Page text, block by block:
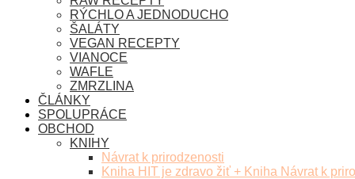
RÝCHLO A JEDNODUCHO
ŠALÁTY
VEGAN RECEPTY
VIANOCE
WAFLE
ZMRZLINA
ČLÁNKY
SPOLUPRÁCE
OBCHOD
KNIHY
Návrat k prirodzenosti
Kniha HIT je zdravo žiť + Kniha Návrat k